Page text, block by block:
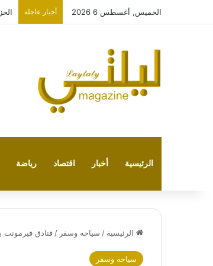
الخميس, أغسطس 6 2026 أخبار عاجلة
الرئيسية أخبار اقتصاد رياضة
الرئيسية / سياحه وسفر / فنادق فيرمونت بالمغرب
سياحه وسفر